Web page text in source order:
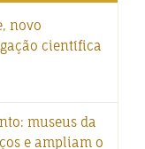
novo
científica
museus da
e ampliam o